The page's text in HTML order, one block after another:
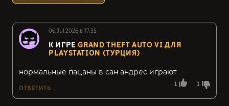
06.Jul.2026 в 17:35
К ИГРЕGRAND THEFT AUTO VI ДЛЯ
PLAYSTATION (ТУРЦИЯ)
1 1
нормальные пацаны в сан андрес играют
ОТВЕТИТЬ